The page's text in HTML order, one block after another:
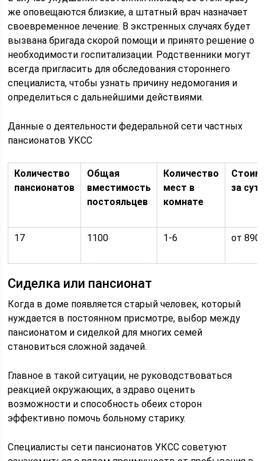
же оповещаются близкие, а штатный врач назначает
своевременное лечение. В экстренных случаях будет
вызвана бригада скорой помощи и принято решение о
необходимости госпитализации. Родственники могут
всегда пригласить для обследования стороннего
специалиста, чтобы узнать причину недомогания и
определиться с дальнейшими действиями.
Данные о деятельности федеральной сети частных
пансионатов УКСС
Количество
пансионатов
Общая
вместимость
постояльцев
Количество
мест в
комнате
за
17 1100 1-6 от 890
Сиделка или пансионат
Когда в доме появляется старый человек, который
нуждается в постоянном присмотре, выбор между
пансионатом и сиделкой для многих семей
становиться сложной задачей.
Главное в такой ситуации, не руководствоваться
реакцией окружающих, а здраво оценить
возможности и способность обеих сторон
эффективно помочь больному старику.
Специалисты сети пансионатов УКСС советуют